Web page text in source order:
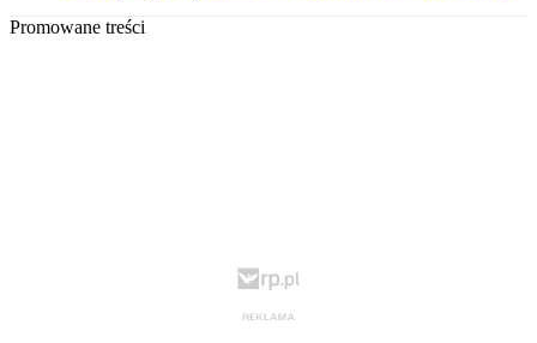
Promowane treści